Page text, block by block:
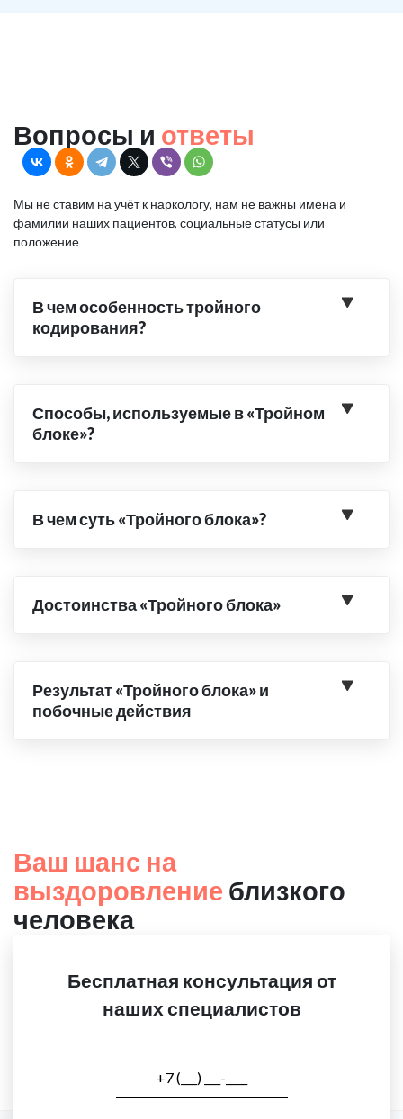
Вопросы и ответы
Мы не ставим на учёт к наркологу, нам не важны имена и
фамилии наших пациентов, социальные статусы или
положение
В чем особенность тройного
кодирования?
Способы, используемые в «Тройном
блоке»?
В чем суть «Тройного блока»?
Достоинства «Тройного блока»
Результат «Тройного блока» и
побочные действия
Ваш шанс на
выздоровление близкого
человека
Бесплатная консультация от
наших специалистов